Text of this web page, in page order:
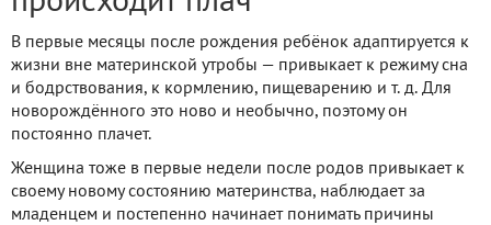
В первые месяцы после рождения ребёнок адаптируется к
жизни вне материнской утробы — привыкает к режиму сна
и бодрствования, к кормлению, пищеварению и т. д. Для
новорождённого это ново и необычно, поэтому он
постоянно плачет.
Женщина тоже в первые недели после родов привыкает к
своему новому состоянию материнства, наблюдает за
младенцем и постепенно начинает понимать причины